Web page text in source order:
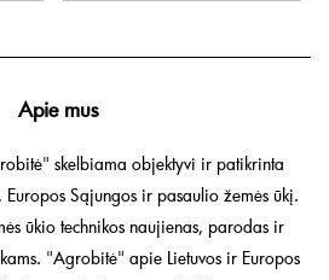
Apie mus
skelbiama objektyvi ir patikrinta
Sąjungos ir pasaulio žemės ūkį.
ūkio technikos naujienas, parodas ir
"Agrobitė" apie Lietuvos ir Europos